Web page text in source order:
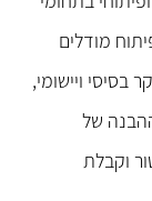
מודלים
בסיסי ויישומי,
של
וקבלת